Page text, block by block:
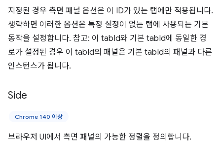
지정된 경우 측면 패널 옵션은 이 ID가 있는 탭에만 적용됩니다.
생략하면 이러한 옵션은 특정 설정이 없는 탭에 사용되는 기본
동작을 설정합니다. 참고: 이 tabId와 기본 tabId에 동일한 경
로가 설정된 경우 이 tabId의 패널은 기본 tabId의 패널과 다른
인스턴스가 됩니다.
Side
Chrome 140 이상
브라우저 UI에서 측면 패널의 가능한 정렬을 정의합니다.